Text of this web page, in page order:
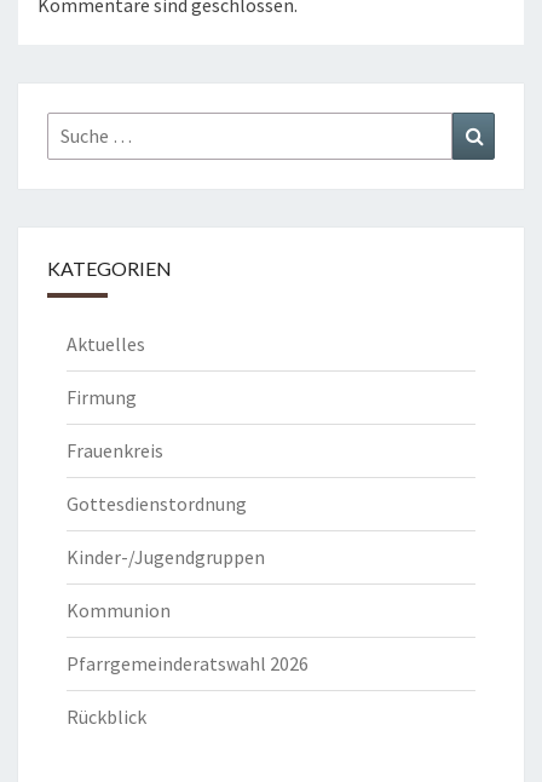
Suche
nach:
KATEGORIEN
Aktuelles
Firmung
Frauenkreis
Gottesdienstordnung
Kinder-/Jugendgruppen
Kommunion
Pfarrgemeinderatswahl 2026
Rückblick